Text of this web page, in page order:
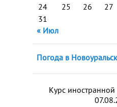
24
25 26 27
31
« Июл
Погода в
Курс